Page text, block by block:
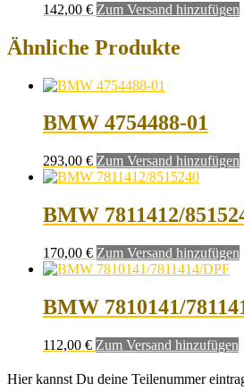
142,00 € Zum Versand hinzufügen
Ähnliche Produkte
BMW 4754488-01
293,00 € Zum Versand hinzufügen
BMW 7811412/
170,00 € Zum Versand hinzufügen
BMW 7810141/
112,00 € Zum Versand hinzufügen
Hier kannst Du deine Teilenummer